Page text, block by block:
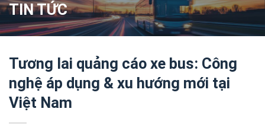
TIN TỨC
Tương lai quảng cáo xe bus: Công
nghệ áp dụng & xu hướng mới tại
Việt Nam